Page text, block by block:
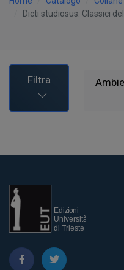
Dicti studiosus. Classici
Filtra